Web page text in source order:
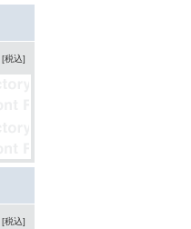
[税込]
[税込]